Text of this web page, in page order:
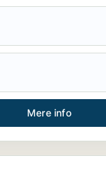
Mere info
værksted,